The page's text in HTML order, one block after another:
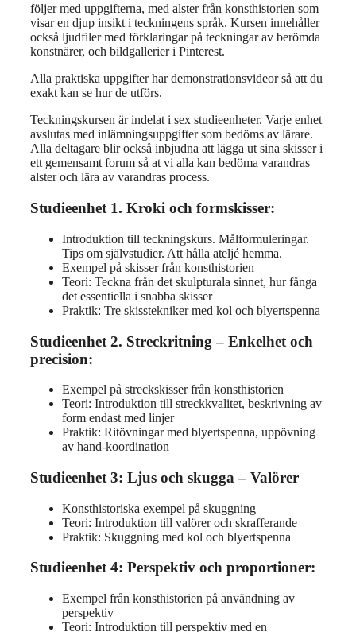
följer med uppgifterna, med alster från konsthistorien som
visar en djup insikt i teckningens språk. Kursen innehåller
också ljudfiler med förklaringar på teckningar av berömda
konstnärer, och bildgallerier i Pinterest.
Alla praktiska uppgifter har demonstrationsvideor så att du
exakt kan se hur de utförs.
Teckningskursen är indelat i sex studieenheter. Varje enhet
avslutas med inlämningsuppgifter som bedöms av lärare.
Alla deltagare blir också inbjudna att lägga ut sina skisser i
ett gemensamt forum så at vi alla kan bedöma varandras
alster och lära av varandras process.
Studieenhet 1. Kroki och formskisser:
Introduktion till teckningskurs. Målformuleringar.
Tips om självstudier. Att hålla ateljé hemma.
Exempel på skisser från konsthistorien
Teori: Teckna från det skulpturala sinnet, hur fånga
det essentiella i snabba skisser
Praktik: Tre skisstekniker med kol och blyertspenna
Studieenhet 2. Streckritning – Enkelhet och
precision:
Exempel på streckskisser från konsthistorien
Teori: Introduktion till streckkvalitet, beskrivning av
form endast med linjer
Praktik: Ritövningar med blyertspenna, uppövning
av hand-koordination
Studieenhet 3: Ljus och skugga – Valörer
Konsthistoriska exempel på skuggning
Teori: Introduktion till valörer och skrafferande
Praktik: Skuggning med kol och blyertspenna
Studieenhet 4: Perspektiv och proportioner:
Exempel från konsthistorien på användning av
perspektiv
Teori: Introduktion till perspektiv med en